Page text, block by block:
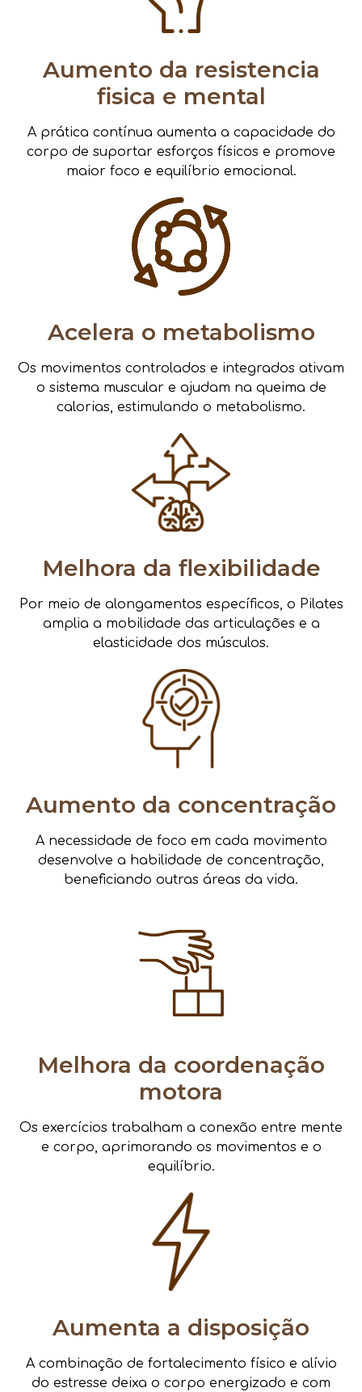
Aumento da resistencia
fisica e mental
A prática contínua aumenta a capacidade do
corpo de suportar esforços físicos e promove
maior foco e equilíbrio emocional.
Acelera o metabolismo
Os movimentos controlados e integrados ativam
o sistema muscular e ajudam na queima de
calorias, estimulando o metabolismo.
Melhora da flexibilidade
Por meio de alongamentos específicos, o Pilates
amplia a mobilidade das articulações e a
elasticidade dos músculos.
Aumento da concentração
A necessidade de foco em cada movimento
desenvolve a habilidade de concentração,
beneficiando outras áreas da vida.
Melhora da coordenação
motora
Os exercícios trabalham a conexão entre mente
e corpo, aprimorando os movimentos e o
equilíbrio.
Aumenta a disposição
A combinação de fortalecimento físico e alívio
do estresse deixa o corpo energizado e com